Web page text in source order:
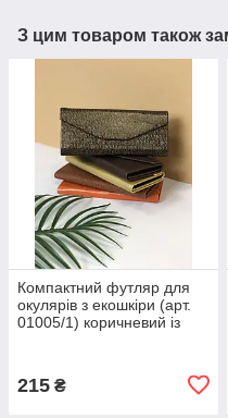
З цим товаром також
Компактний футляр для
окулярів з екошкіри (арт.
01005/1) коричневий із
215 ₴